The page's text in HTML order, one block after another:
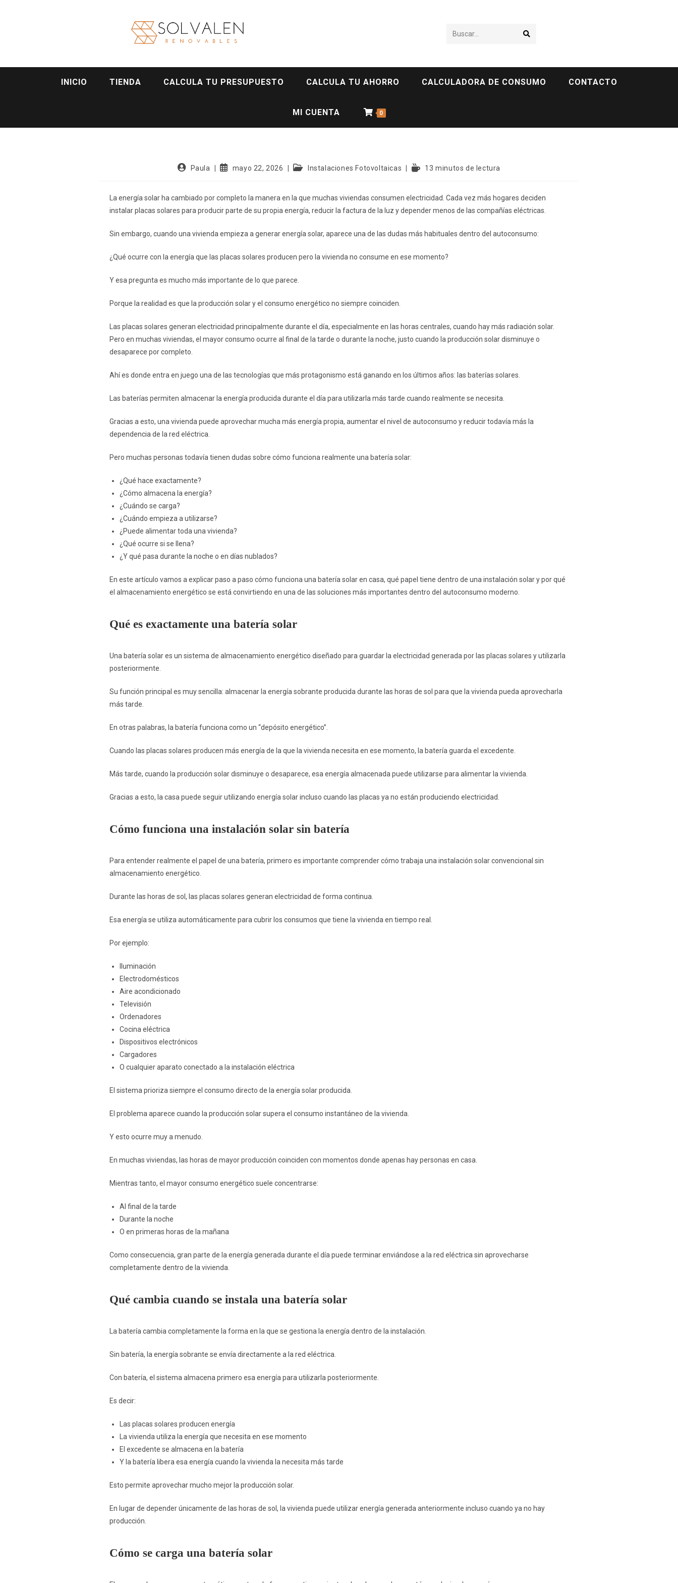
Buscar...
INICIO TIENDA CALCULA TU PRESUPUESTO CALCULA TU AHORRO CALCULADORA DE CONSUMO CONTACTO
MI CUENTA 0
Paula mayo 22, 2026 Instalaciones Fotovoltaicas 13 minutos de lectura
La energía solar ha cambiado por completo la manera en la que muchas viviendas consumen electricidad. Cada vez más hogares deciden
instalar placas solares para producir parte de su propia energía, reducir la factura de la luz y depender menos de las compañías eléctricas.
Sin embargo, cuando una vivienda empieza a generar energía solar, aparece una de las dudas más habituales dentro del autoconsumo:
¿Qué ocurre con la energía que las placas solares producen pero la vivienda no consume en ese momento?
Y esa pregunta es mucho más importante de lo que parece.
Porque la realidad es que la producción solar y el consumo energético no siempre coinciden.
Las placas solares generan electricidad principalmente durante el día, especialmente en las horas centrales, cuando hay más radiación solar.
Pero en muchas viviendas, el mayor consumo ocurre al final de la tarde o durante la noche, justo cuando la producción solar disminuye o
desaparece por completo.
Ahí es donde entra en juego una de las tecnologías que más protagonismo está ganando en los últimos años: las baterías solares.
Las baterías permiten almacenar la energía producida durante el día para utilizarla más tarde cuando realmente se necesita.
Gracias a esto, una vivienda puede aprovechar mucha más energía propia, aumentar el nivel de autoconsumo y reducir todavía más la
dependencia de la red eléctrica.
Pero muchas personas todavía tienen dudas sobre cómo funciona realmente una batería solar:
¿Qué hace exactamente?
¿Cómo almacena la energía?
¿Cuándo se carga?
¿Cuándo empieza a utilizarse?
¿Puede alimentar toda una vivienda?
¿Qué ocurre si se llena?
¿Y qué pasa durante la noche o en días nublados?
En este artículo vamos a explicar paso a paso cómo funciona una batería solar en casa, qué papel tiene dentro de una instalación solar y por qué
el almacenamiento energético se está convirtiendo en una de las soluciones más importantes dentro del autoconsumo moderno.
Qué es exactamente una batería solar
Una batería solar es un sistema de almacenamiento energético diseñado para guardar la electricidad generada por las placas solares y utilizarla
posteriormente.
Su función principal es muy sencilla: almacenar la energía sobrante producida durante las horas de sol para que la vivienda pueda aprovecharla
más tarde.
En otras palabras, la batería funciona como un “depósito energético”.
Cuando las placas solares producen más energía de la que la vivienda necesita en ese momento, la batería guarda el excedente.
Más tarde, cuando la producción solar disminuye o desaparece, esa energía almacenada puede utilizarse para alimentar la vivienda.
Gracias a esto, la casa puede seguir utilizando energía solar incluso cuando las placas ya no están produciendo electricidad.
Cómo funciona una instalación solar sin batería
Para entender realmente el papel de una batería, primero es importante comprender cómo trabaja una instalación solar convencional sin
almacenamiento energético.
Durante las horas de sol, las placas solares generan electricidad de forma continua.
Esa energía se utiliza automáticamente para cubrir los consumos que tiene la vivienda en tiempo real.
Por ejemplo:
Iluminación
Electrodomésticos
Aire acondicionado
Televisión
Ordenadores
Cocina eléctrica
Dispositivos electrónicos
Cargadores
O cualquier aparato conectado a la instalación eléctrica
El sistema prioriza siempre el consumo directo de la energía solar producida.
El problema aparece cuando la producción solar supera el consumo instantáneo de la vivienda.
Y esto ocurre muy a menudo.
En muchas viviendas, las horas de mayor producción coinciden con momentos donde apenas hay personas en casa.
Mientras tanto, el mayor consumo energético suele concentrarse:
Al final de la tarde
Durante la noche
O en primeras horas de la mañana
Como consecuencia, gran parte de la energía generada durante el día puede terminar enviándose a la red eléctrica sin aprovecharse
completamente dentro de la vivienda.
Qué cambia cuando se instala una batería solar
La batería cambia completamente la forma en la que se gestiona la energía dentro de la instalación.
Sin batería, la energía sobrante se envía directamente a la red eléctrica.
Con batería, el sistema almacena primero esa energía para utilizarla posteriormente.
Es decir:
Las placas solares producen energía
La vivienda utiliza la energía que necesita en ese momento
El excedente se almacena en la batería
Y la batería libera esa energía cuando la vivienda la necesita más tarde
Esto permite aprovechar mucho mejor la producción solar.
En lugar de depender únicamente de las horas de sol, la vivienda puede utilizar energía generada anteriormente incluso cuando ya no hay
producción.
Cómo se carga una batería solar